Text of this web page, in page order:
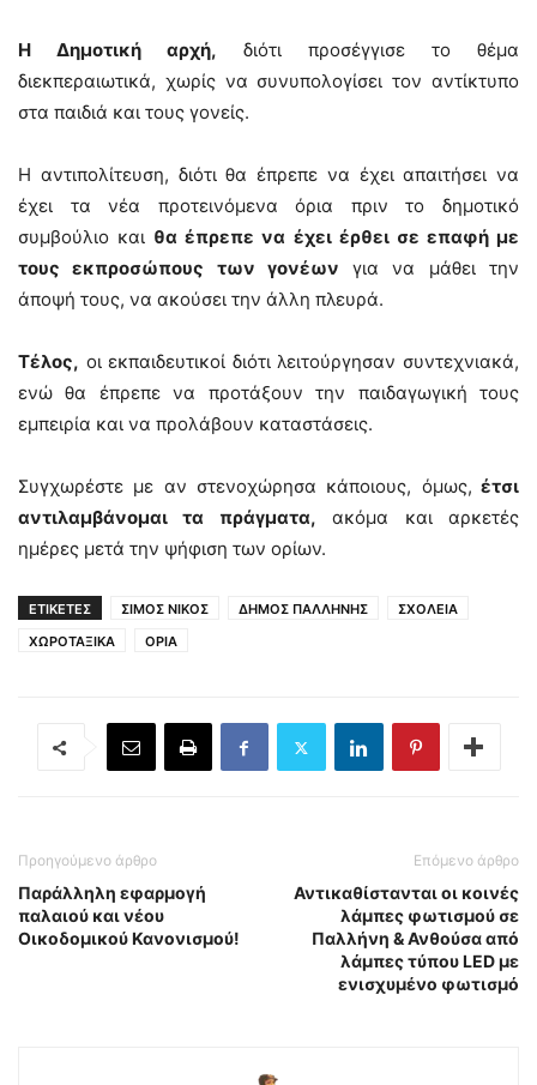
Η Δημοτική αρχή, διότι προσέγγισε το θέμα
διεκπεραιωτικά, χωρίς να συνυπολογίσει τον αντίκτυπο
στα παιδιά και τους γονείς.
Η αντιπολίτευση, διότι θα έπρεπε να έχει απαιτήσει να
έχει τα νέα προτεινόμενα όρια πριν το δημοτικό
συμβούλιο και θα έπρεπε να έχει έρθει σε επαφή με
τους εκπροσώπους των γονέων για να μάθει την
άποψή τους, να ακούσει την άλλη πλευρά.
Τέλος, οι εκπαιδευτικοί διότι λειτούργησαν συντεχνιακά,
ενώ θα έπρεπε να προτάξουν την παιδαγωγική τους
εμπειρία και να προλάβουν καταστάσεις.
Συγχωρέστε με αν στενοχώρησα κάποιους, όμως, έτσι
αντιλαμβάνομαι τα πράγματα, ακόμα και αρκετές
ημέρες μετά την ψήφιση των ορίων.
ΕΤΙΚΕΤΕΣ ΣΙΜΟΣ ΝΙΚΟΣ ΔΗΜΟΣ ΠΑΛΛΗΝΗΣ
ΣΧΟΛΕΙΑ
ΧΩΡΟΤΑΞΙΚΑ
ΟΡΙΑ
Προηγούμενο άρθρο
Παράλληλη εφαρμογή
παλαιού και νέου
Οικοδομικού Κανονισμού!
Επόμενο άρθρο
Αντικαθίστανται οι κοινές
λάμπες φωτισμού σε
Παλλήνη & Ανθούσα από
λάμπες τύπου LED με
ενισχυμένο φωτισμό